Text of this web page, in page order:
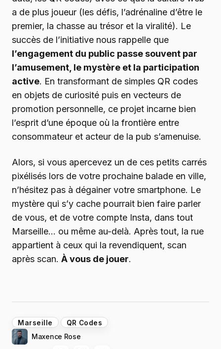
a de plus joueur (les défis, l’adrénaline d’être le
premier, la chasse au trésor et la viralité). Le
succès de l’initiative nous rappelle que
l’engagement du public passe souvent par
l’amusement, le mystère et la participation
active. En transformant de simples QR codes
en objets de curiosité puis en vecteurs de
promotion personnelle, ce projet incarne bien
l’esprit d’une époque où la frontière entre
consommateur et acteur de la pub s’amenuise.
Alors, si vous apercevez un de ces petits carrés
pixélisés lors de votre prochaine balade en ville,
n’hésitez pas à dégainer votre smartphone. Le
mystère qui s’y cache pourrait bien faire parler
de vous, et de votre compte Insta, dans tout
Marseille… ou même au-delà. Après tout, la rue
appartient à ceux qui la revendiquent, scan
après scan. À vous de jouer.
Marseille QR Codes
Maxence Rose